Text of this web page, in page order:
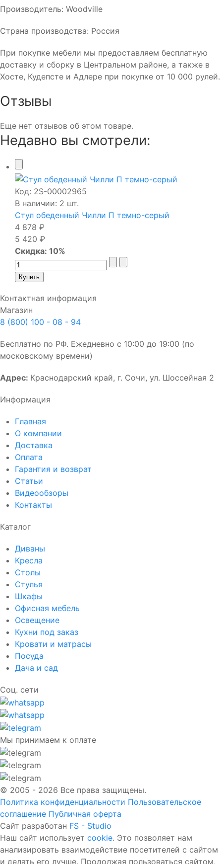
Производитель: Woodvillе
Страна производства: Россия
При покупке мебели мы предоставляем бесплатную
доставку и сборку в Центральном районе, а также в
Хосте, Кудепсте и Адлере при покупке от 10 000 рулей.
Отзывы
Еще нет отзывов об этом товаре.
Недавно вы смотрели:
Код: 2S-00002965
В наличии: 2 шт.
Стул обеденный Чилли П темно-серый
4 878 ₽
5 420 ₽
Скидка: 10%
Контактная информация
Магазин
8 (800) 100 - 08 - 94
Бесплатно по РФ. Ежедневно с 10:00 до 19:00 (по
московскому времени)
Адрес: Краснодарский край, г. Сочи, ул. Шоссейная 2
Информация
Главная
О компании
Доставка
Оплата
Гарантия и возврат
Статьи
Видеообзоры
Контакты
Каталог
Диваны
Кресла
Столы
Стулья
Шкафы
Офисная мебель
Освещение
Кухни под заказ
Кровати и матрасы
Посуда
Дача и сад
Соц. сети
Мы принимаем к оплате
© 2005 - 2026 Все права защищены.
Политика конфиденциальности Пользовательское
соглашение Публичная оферта
Сайт разработан FS - Studio
Наш сайт использует cookie. Это позволяет нам
анализировать взаимодействие посетителей с сайтом
и делать его лучше. Продолжая пользоваться сайтом,